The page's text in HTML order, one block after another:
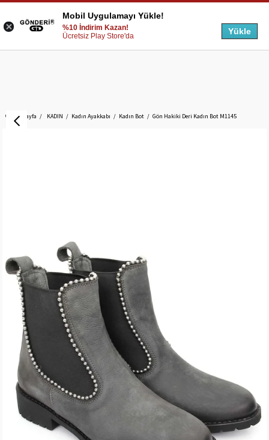
Anasayfa KADIN Kadın Ayakkabı Kadın Bot Gön Hakiki Deri Kadın Bot M1145
Mobil Uygulamayı Yükle!
%10 İndirim Kazan!
Ücretsiz Play Store'da
Yükle